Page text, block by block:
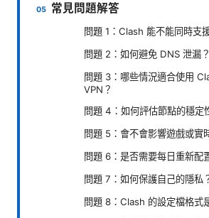
常見問題解答
問題 1：Clash 能不能同時支
問題 2：如何避免 DNS 泄漏？
問題 3：哪些情況適合使用
VPN？
問題 4：如何評估節點的穩定
問題 5：會不會影響遊戲或實
問題 6：是否需要每日重新配
問題 7：如何保護自己的隱私
問題 8：Clash 的設定檔格式